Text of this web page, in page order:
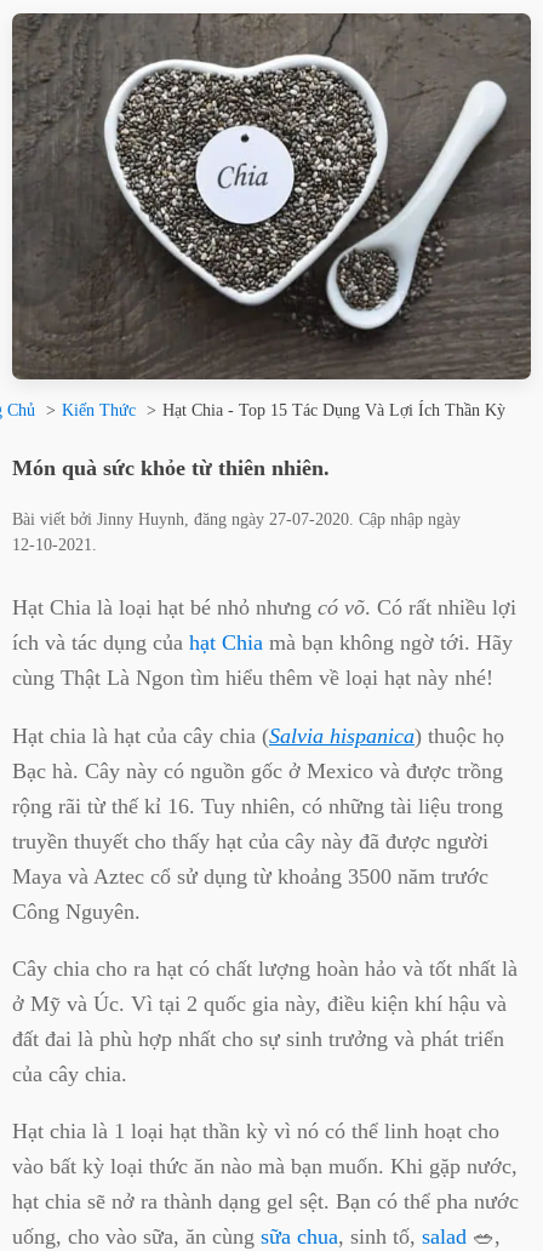
Chủ Kiến Thức Hạt Chia - Top 15 Tác Dụng Và Lợi Ích Thần Kỳ
Món quà sức khỏe từ thiên nhiên.
Bài viết bởi Jinny Huynh , đăng ngày 27-07-2020 . Cập nhập ngày
12-10-2021
Hạt Chia là loại hạt bé nhỏ nhưng có võ. Có rất nhiều lợi
ích và tác dụng của hạt Chia mà bạn không ngờ tới. Hãy
cùng Thật Là Ngon tìm hiểu thêm về loại hạt này nhé!
Hạt chia là hạt của cây chia (Salvia hispanica) thuộc họ
Bạc hà. Cây này có nguồn gốc ở Mexico và được trồng
rộng rãi từ thế kỉ 16. Tuy nhiên, có những tài liệu trong
truyền thuyết cho thấy hạt của cây này đã được người
Maya và Aztec cổ sử dụng từ khoảng 3500 năm trước
Công Nguyên.
Cây chia cho ra hạt có chất lượng hoàn hảo và tốt nhất là
ở Mỹ và Úc. Vì tại 2 quốc gia này, điều kiện khí hậu và
đất đai là phù hợp nhất cho sự sinh trưởng và phát triển
của cây chia.
Hạt chia là 1 loại hạt thần kỳ vì nó có thể linh hoạt cho
vào bất kỳ loại thức ăn nào mà bạn muốn. Khi gặp nước,
hạt chia sẽ nở ra thành dạng gel sệt. Bạn có thể pha nước
uống, cho vào sữa, ăn cùng sữa chua, sinh tố, salad 🥗,